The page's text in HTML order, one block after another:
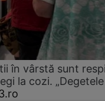
în vârstă sunt
la cozi. „Degetele